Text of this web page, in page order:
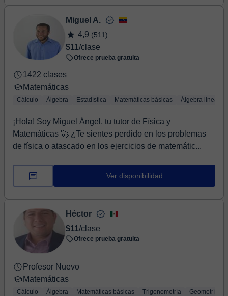
Miguel A.
4,9 (511)
$11/clase
Ofrece prueba gratuita
1422 clases
Matemáticas
Cálculo Álgebra Estadística Matemáticas básicas Álgebra lineal
¡Hola! Soy Miguel Ángel, tu tutor de Física y
Matemáticas 🚀 ¿Te sientes perdido en los problemas
de física o atascado en los ejercicios de matemátic...
Ver disponibilidad
Héctor
$11/clase
Ofrece prueba gratuita
Profesor Nuevo
Matemáticas
Cálculo Álgebra Matemáticas básicas Trigonometría Geometría